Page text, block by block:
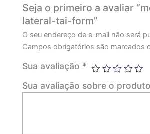
Seja o primeiro a avaliar
lateral-tai-form”
O seu endereço de e-mail não será
Campos obrigatórios são marcados
Sua avaliação *
Sua avaliação sobre o produto